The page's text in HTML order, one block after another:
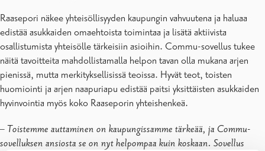
Raasepori näkee yhteisöllisyyden kaupungin vahvuutena ja haluaa
edistää asukkaiden omaehtoista toimintaa ja lisätä aktiivista
osallistumista yhteisölle tärkeisiin asioihin. Commu-sovellus tukee
näitä tavoitteita mahdollistamalla helpon tavan olla mukana arjen
pienissä, mutta merkityksellisissä teoissa. Hyvät teot, toisten
huomiointi ja arjen naapuriapu edistää paitsi yksittäisten asukkaiden
hyvinvointia myös koko Raaseporin yhteishenkeä.
– Toistemme auttaminen on kaupungissamme tärkeää, ja Commu-
sovelluksen ansiosta se on nyt helpompaa kuin koskaan. Sovellus